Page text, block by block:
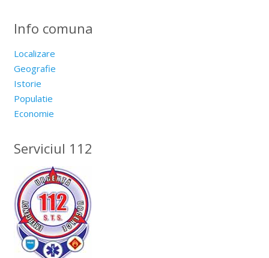
Info comuna
Localizare
Geografie
Istorie
Populatie
Economie
Serviciul 112